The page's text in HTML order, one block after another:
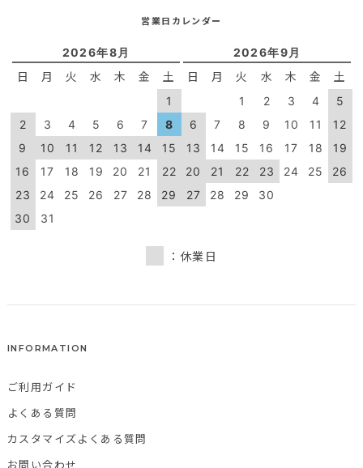
営業日カレンダー
2026年8月
日 月 火 水 木 金 土
1
2
3 4 5 6 7
8
9
10 11 12 13 14
15
16
17 18 19 20 21
22
23
24 25 26 27 28
29
30
31
2026年9月
日 月 火 水 木 金 土
1 2 3 4
5
6
7 8 9 10 11
12
13
14 15 16 17 18
19
20
21 22 23 24 25
26
27
28 29 30
：休業日
INFORMATION
ご利用ガイド
よくある質問
カスタマイズよくある質問
お問い合わせ